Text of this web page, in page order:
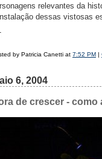
relevantes da
dessas vistosas
by Patricia Canetti at 7:52 PM |
6, 2004
de crescer - como